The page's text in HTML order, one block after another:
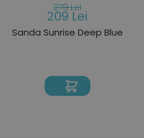
279 Lei
209 Lei
Sanda Sunrise Deep Blue